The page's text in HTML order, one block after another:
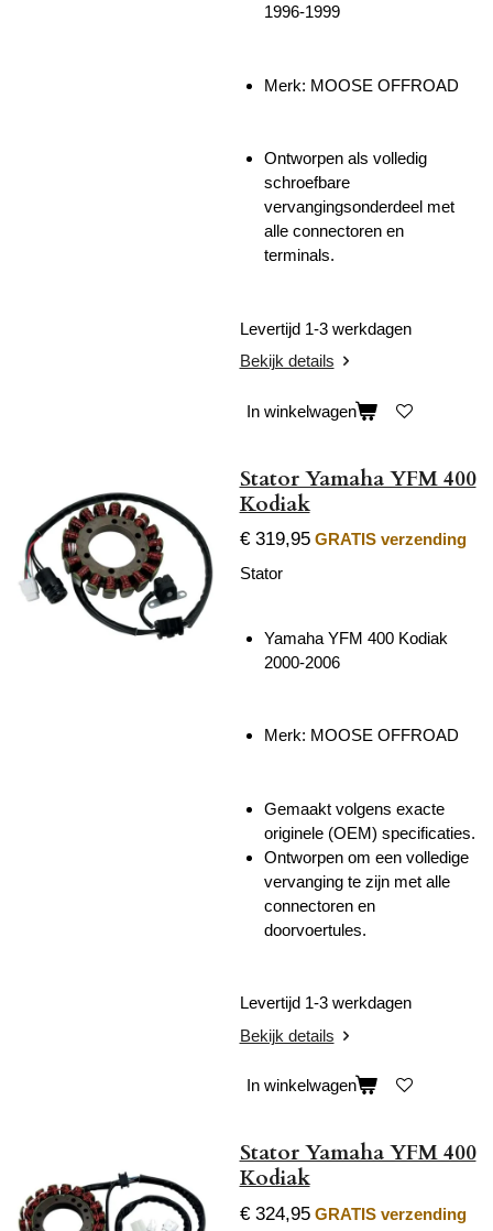
1996-1999
Merk: MOOSE OFFROAD
Ontworpen als volledig
schroefbare
vervangingsonderdeel met
alle connectoren en
terminals.
Levertijd 1-3 werkdagen
Bekijk details
In winkelwagen
Stator Yamaha YFM 400
Kodiak
€ 319,95 GRATIS verzending
Stator
Yamaha YFM 400 Kodiak
2000-2006
Merk: MOOSE OFFROAD
Gemaakt volgens exacte
originele (OEM) specificaties.
Ontworpen om een volledige
vervanging te zijn met alle
connectoren en
doorvoertules.
Levertijd 1-3 werkdagen
Bekijk details
In winkelwagen
Stator Yamaha YFM 400
Kodiak
€ 324,95 GRATIS verzending